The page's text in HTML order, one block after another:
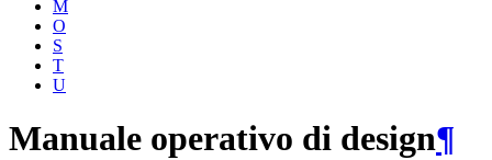
M
O
S
T
U
Manuale operativo di design¶